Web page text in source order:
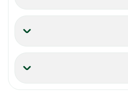
امانات
یخچال سرویس فرنگی
بازی کودکان
در لابی
در اتاقها
صندوق امانات